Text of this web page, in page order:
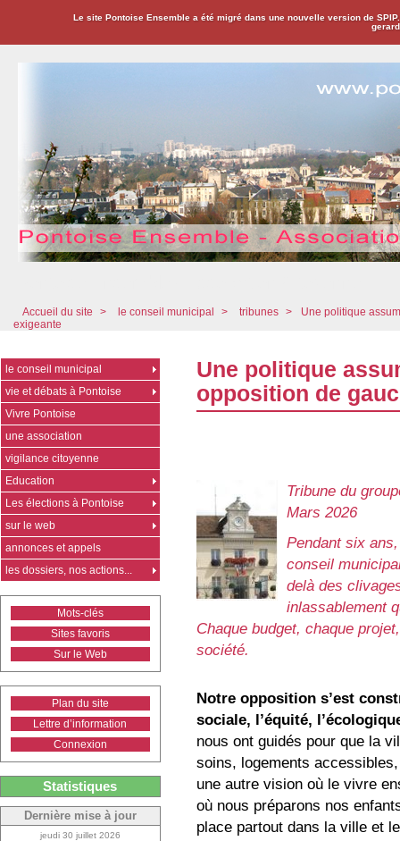
Le site Pontoise Ensemble a été migré dans une nouvelle version de
Accueil du site > le conseil municipal > tribunes >
Une politique
exigeante
Une politique
opposition de
Tribune du
Mars 2026
Pendant six
conseil
delà des
inlassablement
Chaque budget, chaque
société.
Notre opposition s’est
sociale, l’équité,
nous ont guidés pour que la
soins, logements
une autre vision où le vivre
où nous préparons nos
place partout dans la ville et
le conseil municipal
vie et débats à Pontoise
Vivre Pontoise
une association
vigilance citoyenne
Education
Les élections à Pontoise
sur le web
annonces et appels
les dossiers, nos actions...
Mots-clés
Sites favoris
Sur le Web
Plan du site
Lettre d’information
Connexion
Statistiques
Dernière mise à jour
jeudi 30 juillet 2026